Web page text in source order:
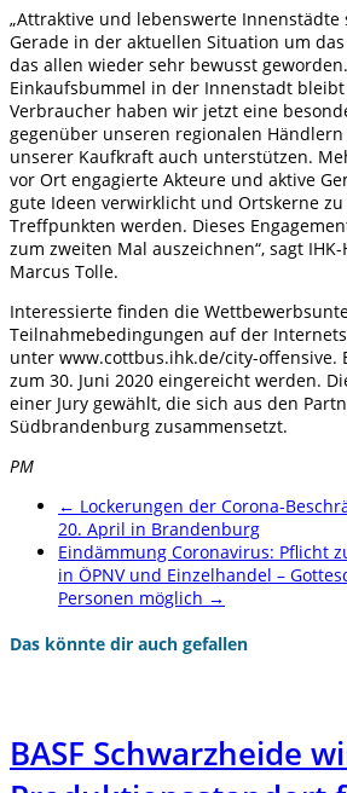
„Attraktive und lebenswerte Innenstädte
Gerade in der aktuellen Situation um
das allen wieder sehr bewusst
Einkaufsbummel in der Innenstadt bleibt
Verbraucher haben wir jetzt eine
gegenüber unseren regionalen
unserer Kaufkraft auch unterstützen.
vor Ort engagierte Akteure und aktive
gute Ideen verwirklicht und Ortskerne
Treffpunkten werden. Dieses
zum zweiten Mal auszeichnen“, sagt
Marcus Tolle.
Interessierte finden die
Teilnahmebedingungen auf der
unter www.cottbus.ihk.de/city-offensive.
zum 30. Juni 2020 eingereicht werden.
einer Jury gewählt, die sich aus den
Südbrandenburg zusammensetzt.
PM
← Lockerungen der Corona-
20. April in Brandenburg
Eindämmung Coronavirus: Pflicht
in ÖPNV und Einzelhandel –
Personen möglich →
Das könnte dir auch gefallen
BASF Schwarzheide